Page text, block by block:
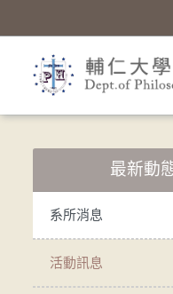
最新動
系所消息
活動訊息